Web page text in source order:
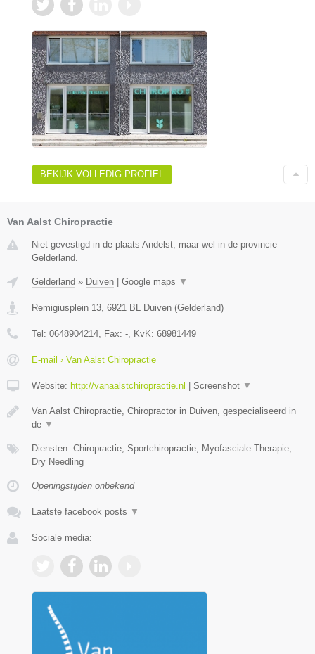
BEKIJK VOLLEDIG PROFIEL
Van Aalst Chiropractie
Niet gevestigd in de plaats Andelst, maar wel in de provincie
Gelderland.
Gelderland » Duiven | Google maps ▼
Remigiusplein 13 6921 BL Duiven (Gelderland)
Tel: 0648904214 , Fax: - , KvK: 68981449
E-mail › Van Aalst Chiropractie
Website: http://vanaalstchiropractie.nl | Screenshot ▼
Van Aalst Chiropractie, Chiropractor in Duiven, gespecialiseerd in
de ▼
Diensten: Chiropractie, Sportchiropractie, Myofasciale Therapie,
Dry Needling
Openingstijden onbekend
Laatste facebook posts ▼
Sociale media: